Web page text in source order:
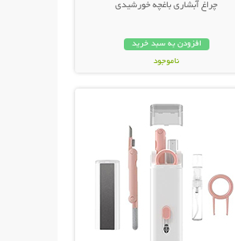
چراغ آبشاری باغچه خورشیدی
افزودن به سبد خرید
ناموجود